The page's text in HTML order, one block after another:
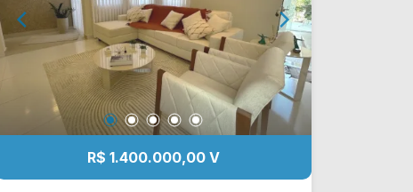
R$ 1.400.000,00 V